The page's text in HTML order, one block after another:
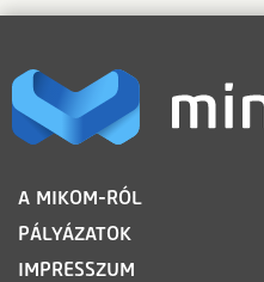
LÁBLÉC
A MIKOM-RÓL
PÁLYÁZATOK
IMPRESSZUM